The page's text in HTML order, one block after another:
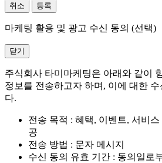
취소 등록
마케팅 활용 및 광고 수신 동의 (선택)
닫기
주식회사 타미마케팅은 아래와 같이
정보를 전송하고자 하며, 이에 대한 수
다.
전송 목적 : 혜택, 이벤트, 서비
공
전송 방법 : 문자 메시지
수신 동의 유효 기간 : 동의일로